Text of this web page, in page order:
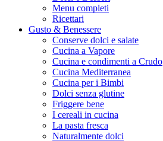
Menu completi
Ricettari
Gusto & Benessere
Conserve dolci e salate
Cucina a Vapore
Cucina e condimenti a Crudo
Cucina Mediterranea
Cucina per i Bimbi
Dolci senza glutine
Friggere bene
I cereali in cucina
La pasta fresca
Naturalmente dolci